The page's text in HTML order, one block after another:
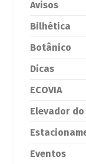
Avisos
Bilhética
Botânico
Dicas
ECOVIA
Elevador
Eventos